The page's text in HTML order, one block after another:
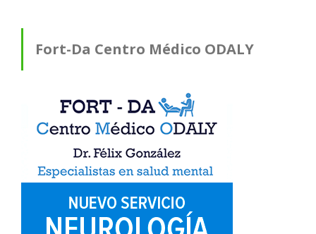
Fort-Da Centro Médico ODALY